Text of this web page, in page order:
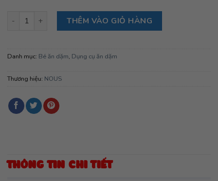
Yếm hồng Nous hình trái cây FS số lượng
THÊM VÀO GIỎ HÀNG
Danh mục: Bé ăn dặm, Dụng cụ ăn dặm
Thương hiệu: NOUS
THÔNG TIN CHI TIẾT